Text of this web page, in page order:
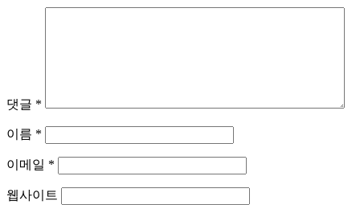
댓글 *
이름 *
이메일 *
웹사이트